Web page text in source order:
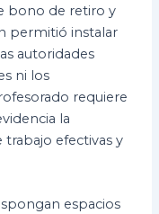
bono de retiro y
permitió instalar
autoridades
ni los
requiere
la
trabajo efectivas y
espacios